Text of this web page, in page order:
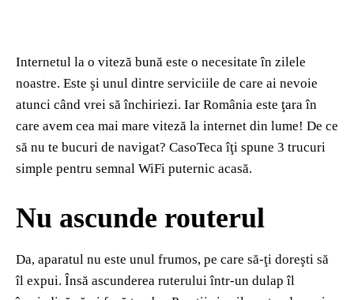
Internetul la o viteză bună este o necesitate în zilele
noastre. Este şi unul dintre serviciile de care ai nevoie
atunci când vrei să închiriezi. Iar România este ţara în
care avem cea mai mare viteză la internet din lume! De ce
să nu te bucuri de navigat? CasoTeca îţi spune 3 trucuri
simple pentru semnal WiFi puternic acasă.
Nu ascunde routerul
Da, aparatul nu este unul frumos, pe care să-ţi doreşti să
îl expui. Însă ascunderea ruterului într-un dulap îl